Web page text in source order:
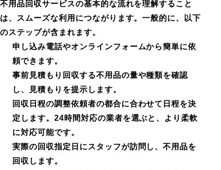
不用品回収サービスの基本的な流れを理解すること
は、スムーズな利用につながります。一般的に、以下
のステップが含まれます。
申し込み電話やオンラインフォームから簡単に依
頼できます。
事前見積もり回収する不用品の量や種類を確認
し、見積もりを提示します。
回収日程の調整依頼者の都合に合わせて日程を決
定します。24時間対応の業者を選ぶと、より柔軟
に対応可能です。
実際の回収指定日にスタッフが訪問し、不用品を
回収します。